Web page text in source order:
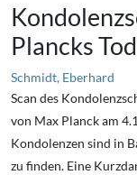
Plancks
Schmidt, Eberhard
Scan des
von Max Planck am
Kondolenzen sind in
zu finden. Eine